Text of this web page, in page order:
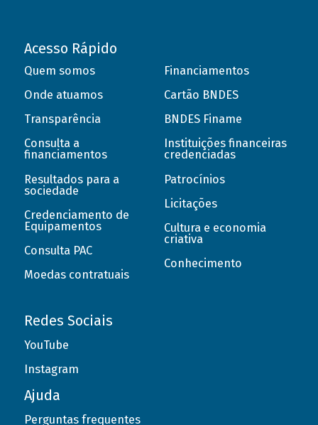
Acesso Rápido
Quem somos
Onde atuamos
Transparência
Consulta a
financiamentos
Resultados para a
sociedade
Credenciamento de
Equipamentos
Consulta PAC
Moedas contratuais
Financiamentos
Cartão BNDES
BNDES Finame
Instituições financeiras
credenciadas
Patrocínios
Licitações
Cultura e economia
criativa
Conhecimento
Redes Sociais
YouTube
Instagram
Ajuda
Perguntas frequentes